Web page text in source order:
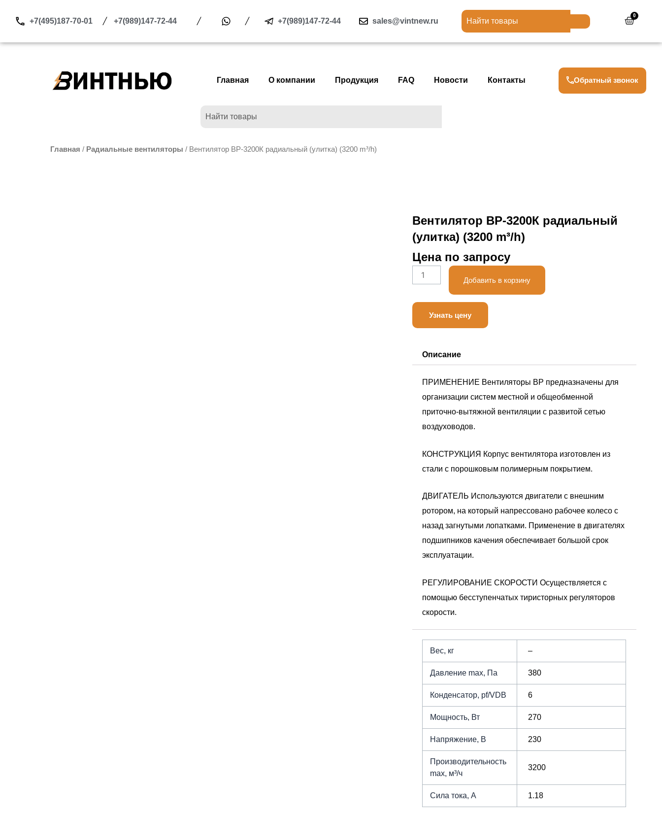
+7(495)187-70-01 +7(989)147-72-44 +7(989)147-72-44 sales@vintnew.ru
0Cart
Главная О компании Продукция FAQ Новости Контакты Обратный звонок
Главная / Радиальные вентиляторы / Вентилятор ВР-3200К радиальный (улитка) (3200 m³/h)
Вентилятор ВР-3200К радиальный
(улитка) (3200 m³/h)
Цена по запросу
Количество
товара
LF230
Добавить в корзину
Узнать цену
Описание
ПРИМЕНЕНИЕ Вентиляторы ВР предназначены для
организации систем местной и общеобменной
приточно-вытяжной вентиляции с развитой сетью
воздуховодов.
КОНСТРУКЦИЯ Корпус вентилятора изготовлен из
стали с порошковым полимерным покрытием.
ДВИГАТЕЛЬ Используются двигатели с внешним
ротором, на который напрессовано рабочее колесо с
назад загнутыми лопатками. Применение в двигателях
подшипников качения обеспечивает большой срок
эксплуатации.
РЕГУЛИРОВАНИЕ СКОРОСТИ Осуществляется с
помощью бесступенчатых тиристорных регуляторов
скорости.
Вес, кг –
Давление max, Па 380
Конденсатор, pf/VDB 6
Мощность, Вт 270
Напряжение, В 230
Производительность
max, м³/ч
3200
Сила тока, А 1.18